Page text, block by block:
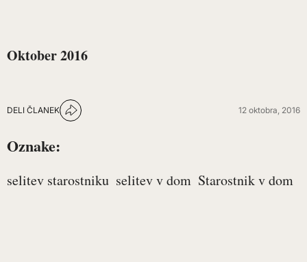
Oktober 2016
DELI ČLANEK 12 oktobra, 2016
Oznake:
selitev starostniku selitev v dom Starostnik v dom